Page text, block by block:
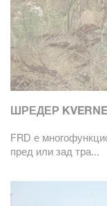
ШРЕДЕР
FRD е
пред или зад тра...